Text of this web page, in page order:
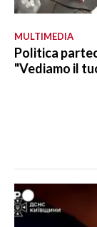
MULTIMEDIA
Politica
"Vediamo il